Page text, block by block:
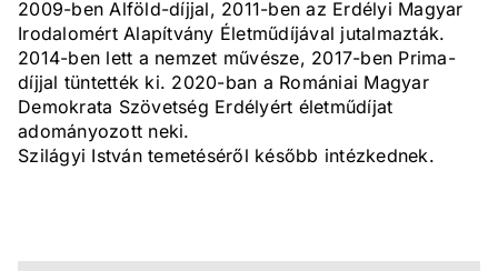
2009-ben Alföld-díjjal, 2011-ben az Erdélyi Magyar
Irodalomért Alapítvány Életműdíjával jutalmazták.
2014-ben lett a nemzet művésze, 2017-ben Prima-
díjjal tüntették ki. 2020-ban a Romániai Magyar
Demokrata Szövetség Erdélyért életműdíjat
adományozott neki.
Szilágyi István temetéséről később intézkednek.